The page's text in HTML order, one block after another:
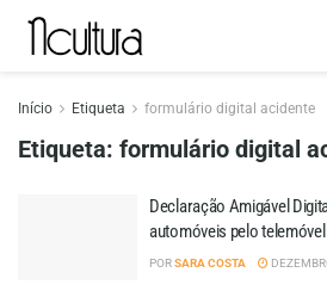
Início Etiqueta formulário digital acidente
Etiqueta: formulário digital
Declaração Amigável
automóveis pelo
PORSARA COSTA